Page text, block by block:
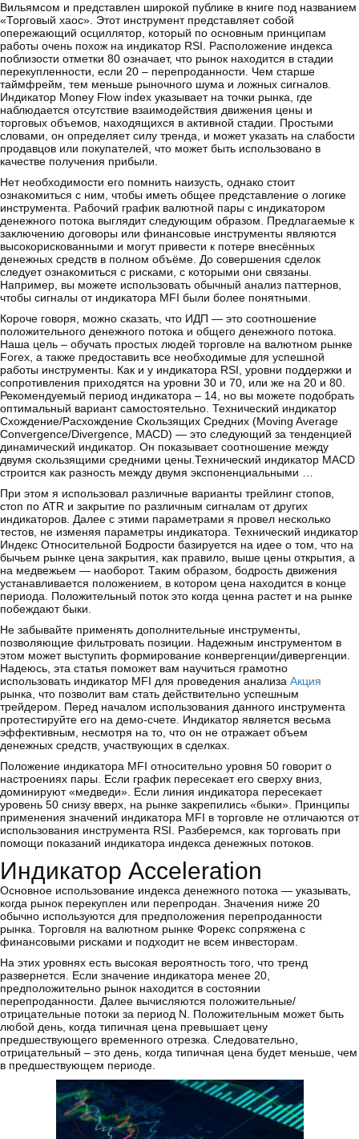
Вильямсом и представлен широкой публике в книге под названием
«Торговый хаос». Этот инструмент представляет собой
опережающий осциллятор, который по основным принципам
работы очень похож на индикатор RSI. Расположение индекса
поблизости отметки 80 означает, что рынок находится в стадии
перекупленности, если 20 – перепроданности. Чем старше
таймфрейм, тем меньше рыночного шума и ложных сигналов.
Индикатор Money Flow index указывает на точки рынка, где
наблюдается отсутствие взаимодействия движения цены и
торговых объемов, находящихся в активной стадии. Простыми
словами, он определяет силу тренда, и может указать на слабости
продавцов или покупателей, что может быть использовано в
качестве получения прибыли.
Нет необходимости его помнить наизусть, однако стоит
ознакомиться с ним, чтобы иметь общее представление о логике
инструмента. Рабочий график валютной пары с индикатором
денежного потока выглядит следующим образом. Предлагаемые к
заключению договоры или финансовые инструменты являются
высокорискованными и могут привести к потере внесённых
денежных средств в полном объёме. До совершения сделок
следует ознакомиться с рисками, с которыми они связаны.
Например, вы можете использовать обычный анализ паттернов,
чтобы сигналы от индикатора MFI были более понятными.
Короче говоря, можно сказать, что ИДП — это соотношение
положительного денежного потока и общего денежного потока.
Наша цель – обучать простых людей торговле на валютном рынке
Forex, а также предоставить все необходимые для успешной
работы инструменты. Как и у индикатора RSI, уровни поддержки и
сопротивления приходятся на уровни 30 и 70, или же на 20 и 80.
Рекомендуемый период индикатора – 14, но вы можете подобрать
оптимальный вариант самостоятельно. Технический индикатор
Схождение/Расхождение Скользящих Средних (Moving Average
Convergence/Divergence, MACD) — это следующий за тенденцией
динамический индикатор. Он показывает соотношение между
двумя скользящими средними цены.Технический индикатор MACD
строится как разность между двумя экспоненциальными …
При этом я использовал различные варианты трейлинг стопов,
стоп по ATR и закрытие по различным сигналам от других
индикаторов. Далее с этими параметрами я провел несколько
тестов, не изменяя параметры индикатора. Технический индикатор
Индекс Относительной Бодрости базируется на идее о том, что на
бычьем рынке цена закрытия, как правило, выше цены открытия, а
на медвежьем — наоборот. Таким образом, бодрость движения
устанавливается положением, в котором цена находится в конце
периода. Положительный поток это когда ценна растет и на рынке
побеждают быки.
Не забывайте применять дополнительные инструменты,
позволяющие фильтровать позиции. Надежным инструментом в
этом может выступить формирование конвергенции/дивергенции.
Надеюсь, эта статья поможет вам научиться грамотно
использовать индикатор MFI для проведения анализа Акция
рынка, что позволит вам стать действительно успешным
трейдером. Перед началом использования данного инструмента
протестируйте его на демо-счете. Индикатор является весьма
эффективным, несмотря на то, что он не отражает объем
денежных средств, участвующих в сделках.
Положение индикатора MFI относительно уровня 50 говорит о
настроениях пары. Если график пересекает его сверху вниз,
доминируют «медведи». Если линия индикатора пересекает
уровень 50 снизу вверх, на рынке закрепились «быки». Принципы
применения значений индикатора MFI в торговле не отличаются от
использования инструмента RSI. Разберемся, как торговать при
помощи показаний индикатора индекса денежных потоков.
Индикатор Acceleration
Основное использование индекса денежного потока — указывать,
когда рынок перекуплен или перепродан. Значения ниже 20
обычно используются для предположения перепроданности
рынка. Торговля на валютном рынке Форекс сопряжена с
финансовыми рисками и подходит не всем инвесторам.
На этих уровнях есть высокая вероятность того, что тренд
развернется. Если значение индикатора менее 20,
предположительно рынок находится в состоянии
перепроданности. Далее вычисляются положительные/
отрицательные потоки за период N. Положительным может быть
любой день, когда типичная цена превышает цену
предшествующего временного отрезка. Следовательно,
отрицательный – это день, когда типичная цена будет меньше, чем
в предшествующем периоде.